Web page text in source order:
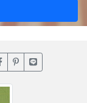
臉書分享(另開新視窗)
噗浪分享(另開新
Line分享(另